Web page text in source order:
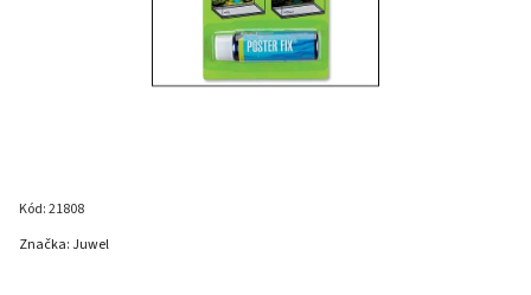
Kód:21808
Značka:Juwel